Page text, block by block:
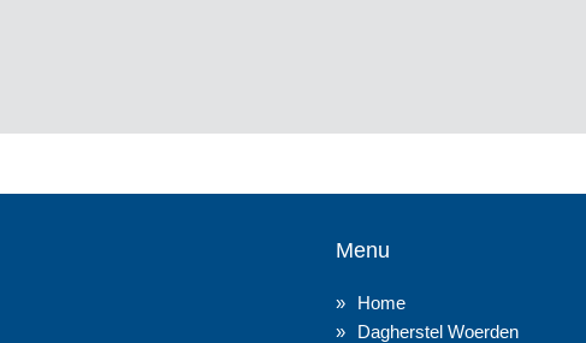
Menu
Home
Dagherstel Woerden